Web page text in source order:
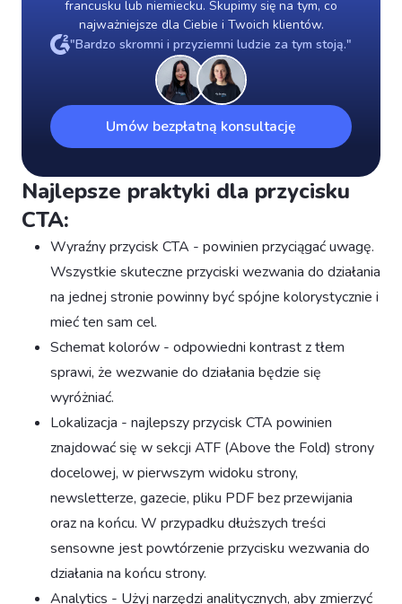
francusku lub niemiecku. Skupimy się na tym, co
najważniejsze dla Ciebie i Twoich klientów.
"Bardzo skromni i przyziemni ludzie za tym stoją."
Umów bezpłatną konsultację
Najlepsze praktyki dla przycisku
CTA:
Wyraźny przycisk CTA - powinien przyciągać uwagę.
Wszystkie skuteczne przyciski wezwania do działania
na jednej stronie powinny być spójne kolorystycznie i
mieć ten sam cel.
Schemat kolorów - odpowiedni kontrast z tłem
sprawi, że wezwanie do działania będzie się
wyróżniać.
Lokalizacja - najlepszy przycisk CTA powinien
znajdować się w sekcji ATF (Above the Fold) strony
docelowej, w pierwszym widoku strony,
newsletterze, gazecie, pliku PDF bez przewijania
oraz na końcu. W przypadku dłuższych treści
sensowne jest powtórzenie przycisku wezwania do
działania na końcu strony.
Analytics - Użyj narzędzi analitycznych, aby zmierzyć